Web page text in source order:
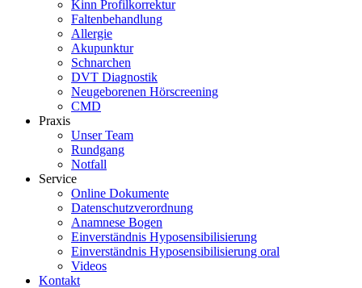
Kinn Profilkorrektur
Faltenbehandlung
Allergie
Akupunktur
Schnarchen
DVT Diagnostik
Neugeborenen Hörscreening
CMD
Praxis
Unser Team
Rundgang
Notfall
Service
Online Dokumente
Datenschutzverordnung
Anamnese Bogen
Einverständnis Hyposensibilisierung
Einverständnis Hyposensibilisierung oral
Videos
Kontakt